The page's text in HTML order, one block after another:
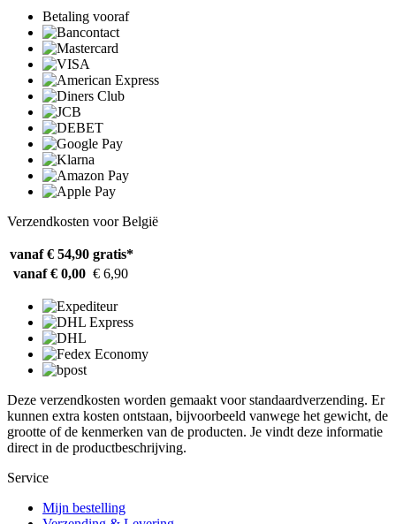
Betaling vooraf
Verzendkosten voor België
vanaf € 54,90 gratis*
vanaf € 0,00 € 6,90
Deze verzendkosten worden gemaakt voor standaardverzending. Er
kunnen extra kosten ontstaan, bijvoorbeeld vanwege het gewicht, de
grootte of de kenmerken van de producten. Je vindt deze informatie
direct in de productbeschrijving.
Service
Mijn bestelling